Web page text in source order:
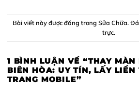
Bài viết này được đăng trong Sửa Chữa.
trực.
1 BÌNH LUẬN VỀ “THAY
BIÊN HÒA: UY TÍN, LẤY LIỀN
TRANG MOBILE”